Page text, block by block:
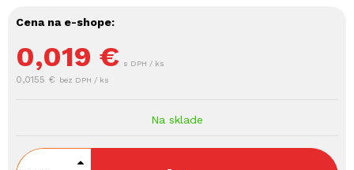
Cena na e-shope:
0,019 € s DPH / ks
0,0155 € bez DPH / ks
Na sklade